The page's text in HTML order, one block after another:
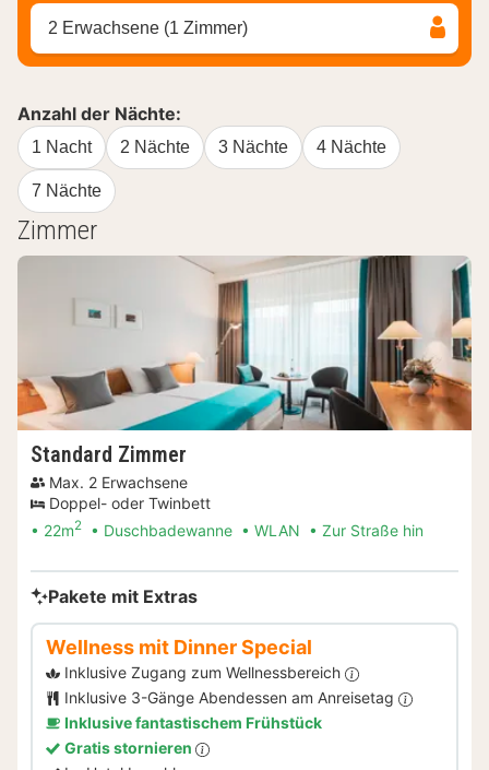
2 Erwachsene (1 Zimmer)
Anzahl der Nächte:
1 Nacht 2 Nächte 3 Nächte 4 Nächte
7 Nächte
Zimmer
Standard Zimmer
Max. 2 Erwachsene
Doppel- oder Twinbett
22m2 Duschbadewanne WLAN Zur Straße hin
Pakete mit Extras
Wellness mit Dinner Special
Inklusive Zugang zum Wellnessbereich
Inklusive 3-Gänge Abendessen am Anreisetag
Inklusive fantastischem Frühstück
Gratis stornieren